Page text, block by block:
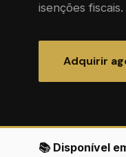
isenções fiscais.
Adquirir
📚 Disponível